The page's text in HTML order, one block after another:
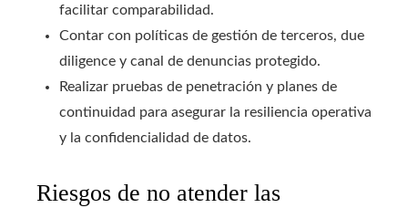
facilitar comparabilidad.
Contar con políticas de gestión de terceros, due
diligence y canal de denuncias protegido.
Realizar pruebas de penetración y planes de
continuidad para asegurar la resiliencia operativa
y la confidencialidad de datos.
Riesgos de no atender las